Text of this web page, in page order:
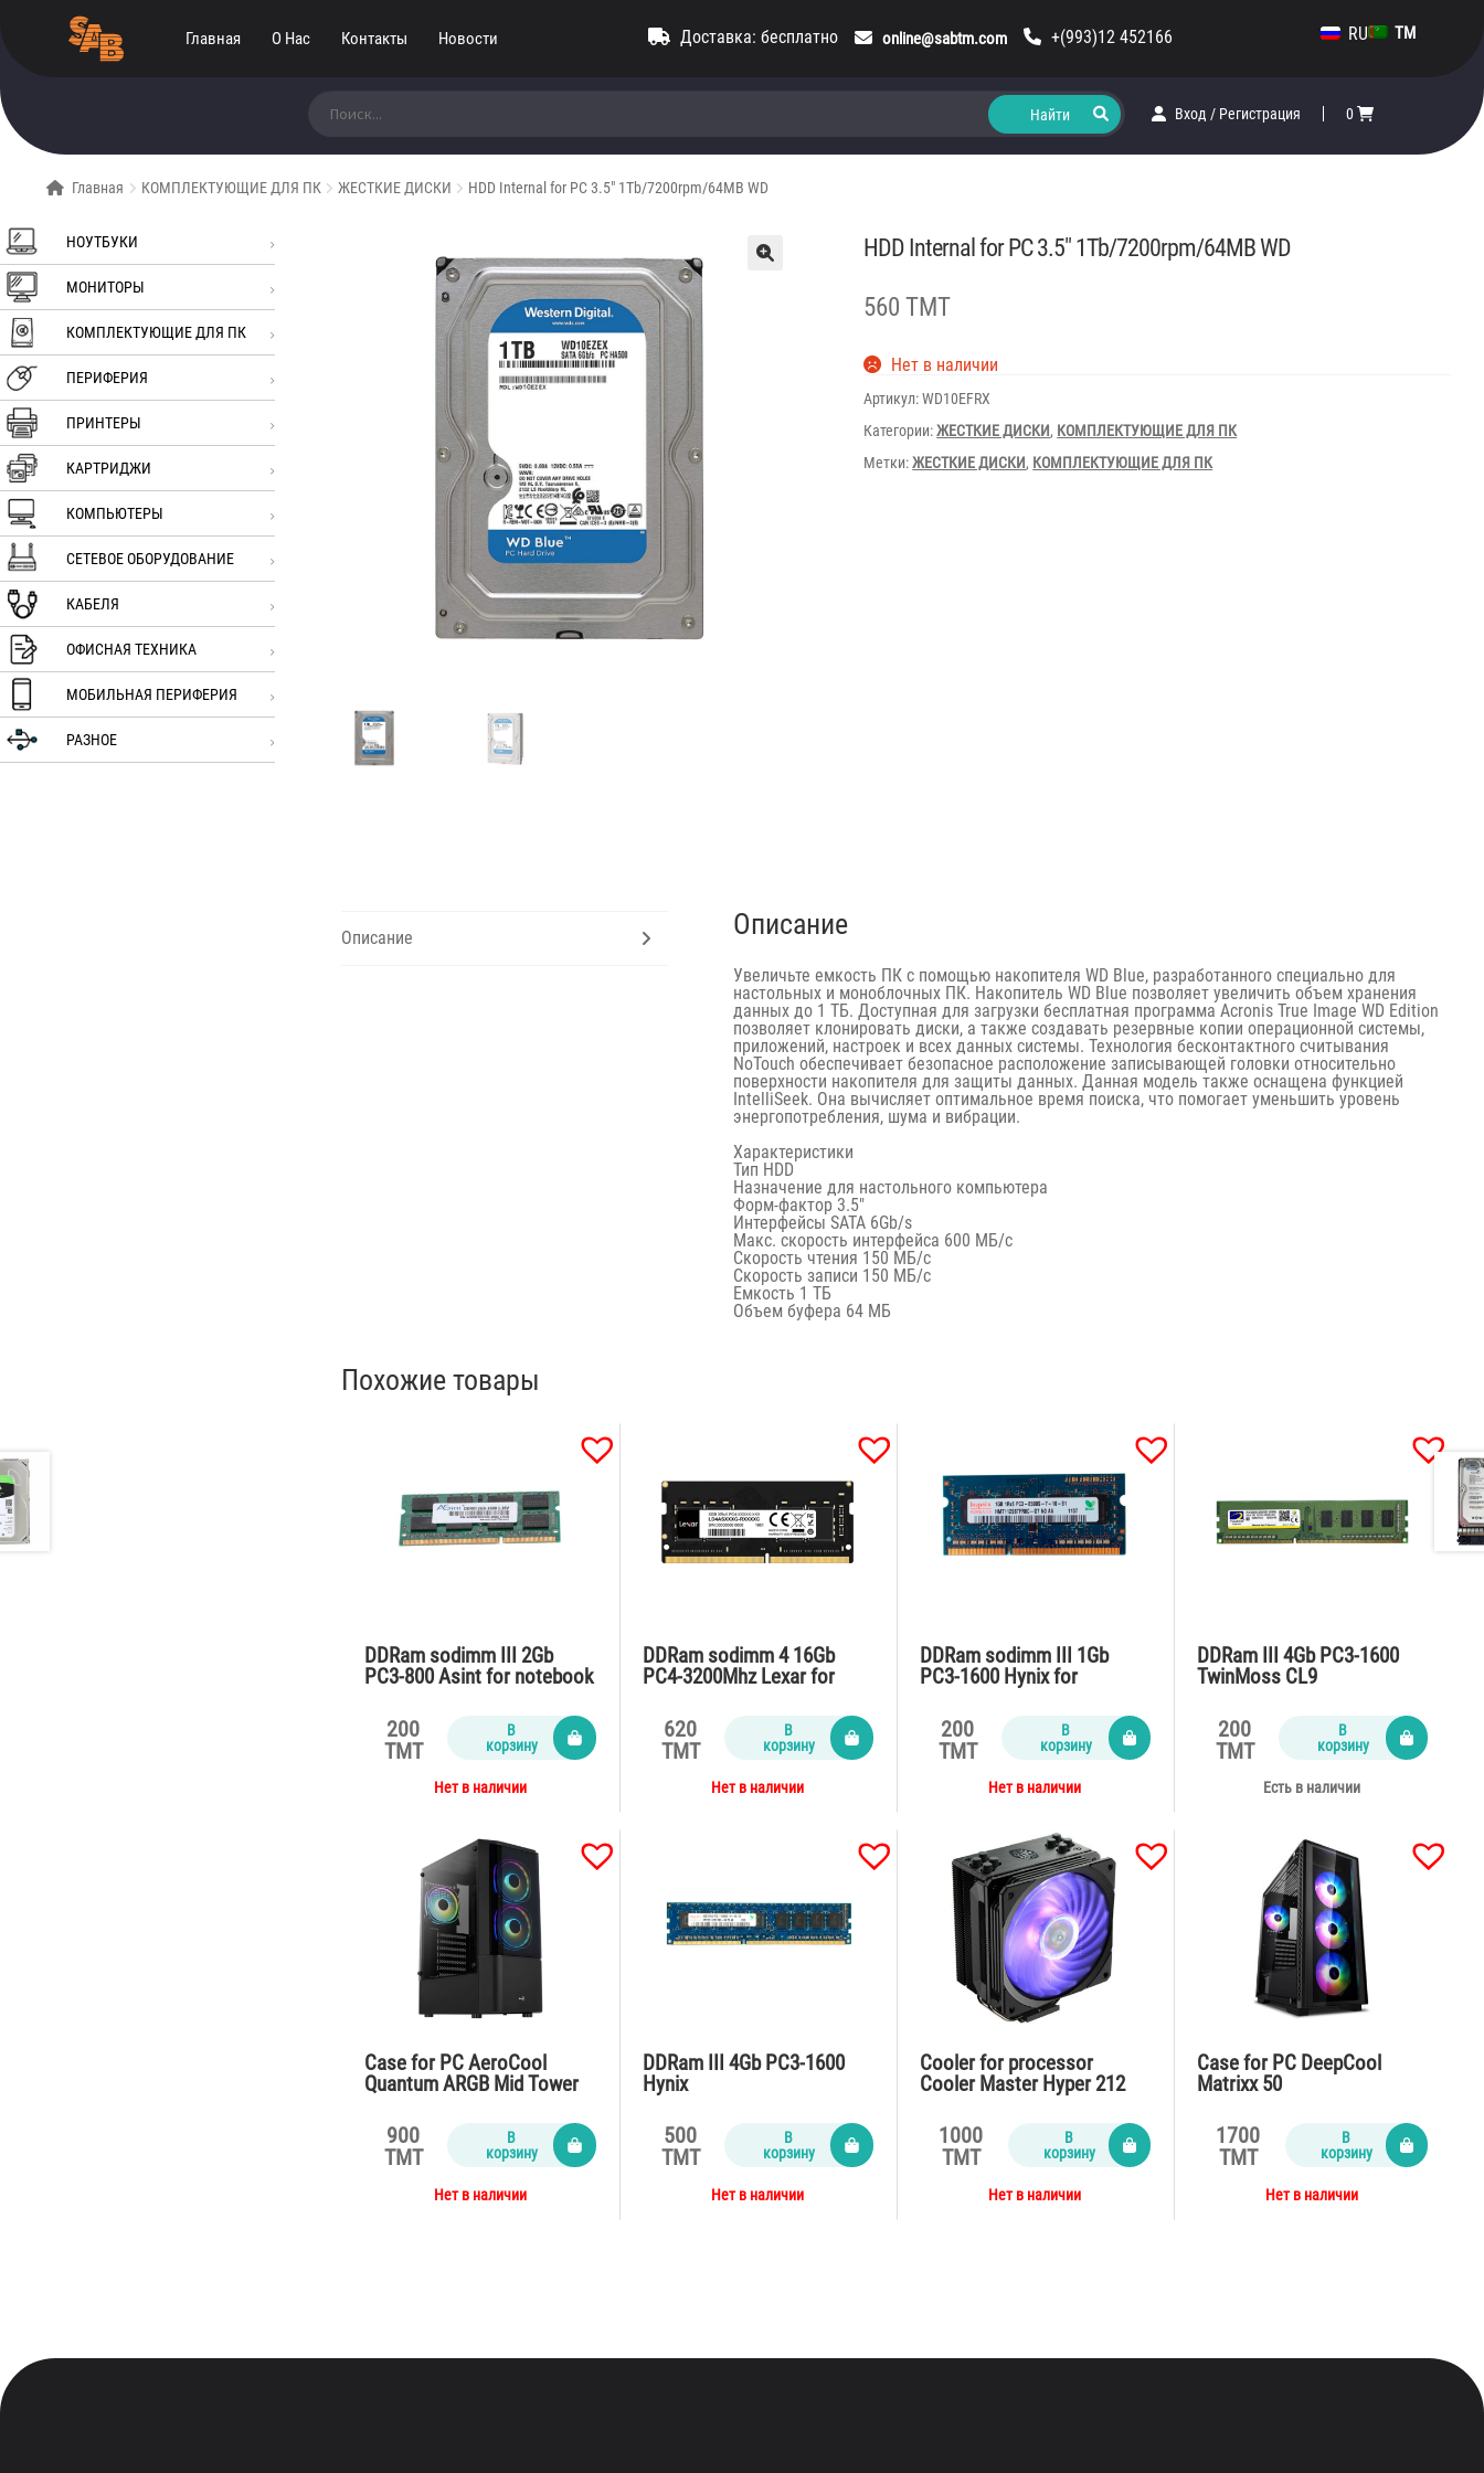
Главная О Нас Контакты Новости Доставка: бесплатно online@sabtm.com +(993)12 452166 RU TM
Вход / Регистрация 0
Главная КОМПЛЕКТУЮЩИЕ ДЛЯ ПК ЖЕСТКИЕ ДИСКИ HDD Internal for PC 3.5″ 1Tb/7200rpm/64MB WD
НОУТБУКИ
МОНИТОРЫ
КОМПЛЕКТУЮЩИЕ ДЛЯ ПК
ПЕРИФЕРИЯ
ПРИНТЕРЫ
КАРТРИДЖИ
КОМПЬЮТЕРЫ
СЕТЕВОЕ ОБОРУДОВАНИЕ
КАБЕЛЯ
ОФИСНАЯ ТЕХНИКА
МОБИЛЬНАЯ ПЕРИФЕРИЯ
РАЗНОЕ
HDD Internal for PC 3.5″ 1Tb/7200rpm/64MB WD
560 TMT
Нет в наличии
Артикул:WD10EFRX
Категории:ЖЕСТКИЕ ДИСКИ, КОМПЛЕКТУЮЩИЕ ДЛЯ ПК
Метки:ЖЕСТКИЕ ДИСКИ, КОМПЛЕКТУЮЩИЕ ДЛЯ ПК
Описание Описание
Увеличьте емкость ПК с помощью накопителя WD Blue, разработанного специально для
настольных и моноблочных ПК. Накопитель WD Blue позволяет увеличить объем хранения
данных до 1 ТБ. Доступная для загрузки бесплатная программа Acronis True Image WD Edition
позволяет клонировать диски, а также создавать резервные копии операционной системы,
приложений, настроек и всех данных системы. Технология бесконтактного считывания
NoTouch обеспечивает безопасное расположение записывающей головки относительно
поверхности накопителя для защиты данных. Данная модель также оснащена функцией
IntelliSeek. Она вычисляет оптимальное время поиска, что помогает уменьшить уровень
энергопотребления, шума и вибрации.
Характеристики
Тип HDD
Назначение для настольного компьютера
Форм-фактор 3.5″
Интерфейсы SATA 6Gb/s
Макс. скорость интерфейса 600 МБ/с
Скорость чтения 150 МБ/с
Скорость записи 150 МБ/с
Емкость 1 ТБ
Объем буфера 64 МБ
Похожие товары
DDRam sodimm III 2Gb
PC3-800 Asint for notebook
200
TMT
В
корзину
Нет в наличии
DDRam sodimm 4 16Gb
PC4-3200Mhz Lexar for
620
TMT
В
корзину
Нет в наличии
DDRam sodimm III 1Gb
PC3-1600 Hynix for
200
TMT
В
корзину
Нет в наличии
DDRam III 4Gb PC3-1600
TwinMoss CL9
200
TMT
В
корзину
Есть в наличии
Case for PC AeroCool
Quantum ARGB Mid Tower
900
TMT
В
корзину
Нет в наличии
DDRam III 4Gb PC3-1600
Hynix
500
TMT
В
корзину
Нет в наличии
Cooler for processor
Cooler Master Hyper 212
1000
TMT
В
корзину
Нет в наличии
Case for PC DeepCool
Matrixx 50
1700
TMT
В
корзину
Нет в наличии